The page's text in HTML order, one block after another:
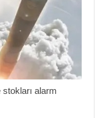
stokları alarm